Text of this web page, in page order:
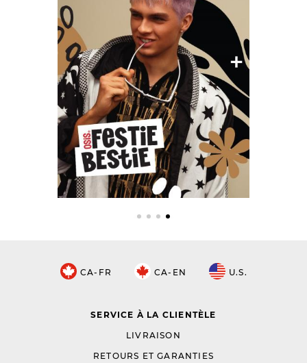
CA-FR CA-EN U.S.
SERVICE À LA CLIENTÈLE
LIVRAISON
RETOURS ET GARANTIES